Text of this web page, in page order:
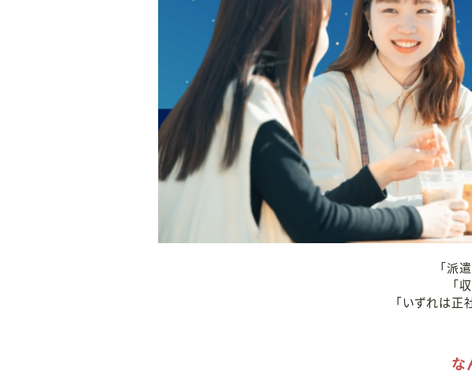
「派
「
「いずれは正
な